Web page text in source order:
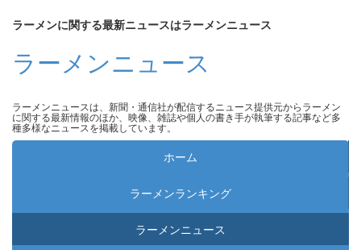
ラーメンに関する最新ニュースはラーメンニュース
ラーメンニュース
ラーメンニュースは、新聞・通信社が配信するニュース提供元からラーメン
に関する最新情報のほか、映像、雑誌や個人の書き手が執筆する記事など多
種多様なニュースを掲載しています。
ホーム
ラーメンランキング
ラーメンニュース